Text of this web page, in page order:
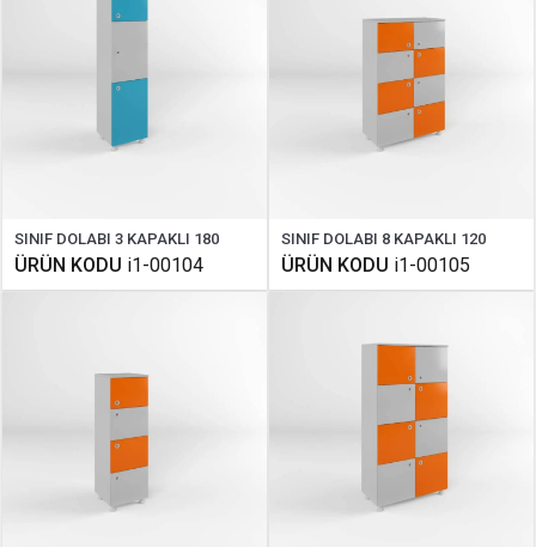
SINIF DOLABI 3 KAPAKLI 180
ÜRÜN KODU i1-00104
SINIF DOLABI 8 KAPAKLI 120
ÜRÜN KODU i1-00105